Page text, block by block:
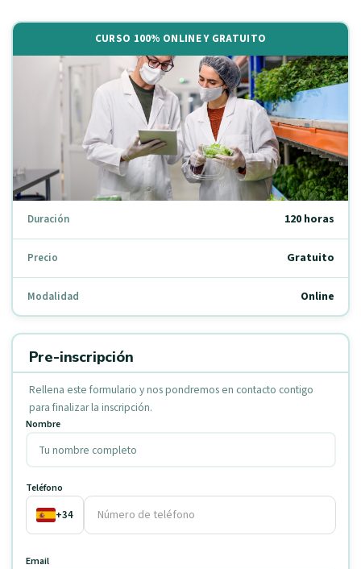
CURSO 100% ONLINE Y GRATUITO
Duración 120 horas
Precio Gratuito
Modalidad Online
Pre-inscripción
Rellena este formulario y nos pondremos en contacto contigo
para finalizar la inscripción.
Nombre
Teléfono
+34
Email